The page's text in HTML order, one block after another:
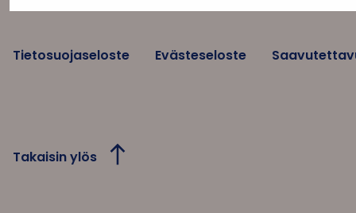
Tietosuojaseloste Evästeseloste
Takaisin ylös